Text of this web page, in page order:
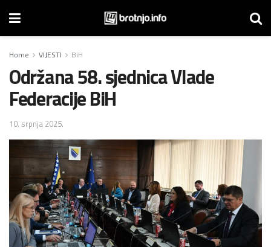
Home VIJESTI BiH
Održana 58. sjednica Vlade
Federacije BiH
10. srpnja 2025.